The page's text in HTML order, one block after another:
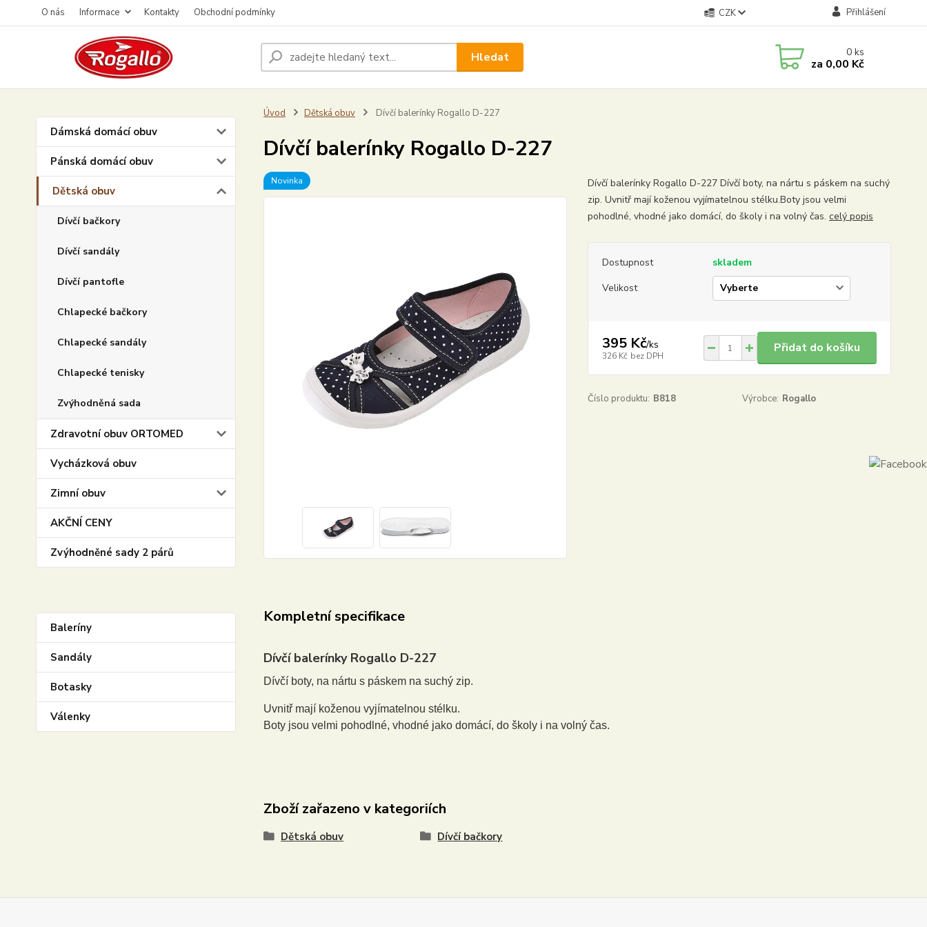
O nás Informace Kontakty Obchodní podmínky CZK Přihlášení
Hledat 0ks
za 0,00 Kč
Dámská domácí obuv
Pánská domácí obuv
Dětská obuv
Dívčí bačkory
Dívčí sandály
Dívčí pantofle
Chlapecké bačkory
Chlapecké sandály
Chlapecké tenisky
Zvýhodněná sada
Zdravotní obuv ORTOMED
Vycházková obuv
Zimní obuv
AKČNÍ CENY
Zvýhodněné sady 2 párů
Baleríny
Sandály
Botasky
Válenky
Úvod Dětská obuv Dívčí balerínky Rogallo D-227
Dívčí balerínky Rogallo D-227
Novinka
Dívčí balerínky Rogallo D-227 Dívčí boty, na nártu s páskem na suchý
zip. Uvnitř mají koženou vyjímatelnou stélku.Boty jsou velmi
pohodlné, vhodné jako domácí, do školy i na volný čas. celý popis
Dostupnost
skladem
Velikost
395 Kč/ks
326 Kč bez DPH
Přidat do košíku
Číslo produktu: B818 Výrobce: Rogallo
Kompletní specifikace
Dívčí balerínky Rogallo D-227
Dívčí boty, na nártu s páskem na suchý zip.
Uvnitř mají koženou vyjímatelnou stélku.
Boty jsou velmi pohodlné, vhodné jako domácí, do školy i na volný čas.
Zboží zařazeno v kategoriích
Dětská obuv Dívčí bačkory